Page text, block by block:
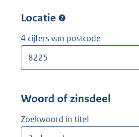
j
d
i
Locatie
4 cijfers van postcode
Woord of zinsdeel
Zoekwoord in titel